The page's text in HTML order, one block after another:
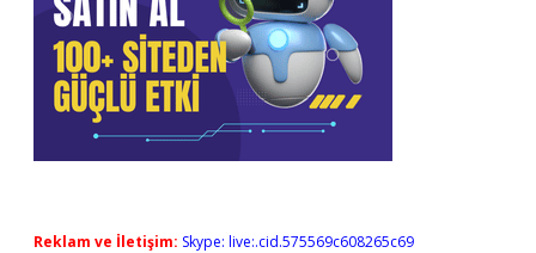
Reklam ve İletişim: Skype: live:.cid.575569c608265c69